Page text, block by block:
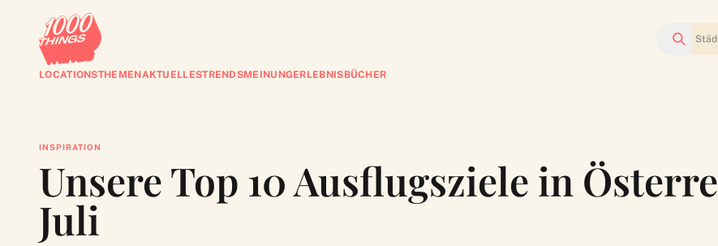
Suchen
LOCATIONSTHEMENAKTUELLESTRENDSMEINUNGERLEBNISBÜCHER
INSPIRATION
Unsere Top 10 Ausflugsziele in
Juli